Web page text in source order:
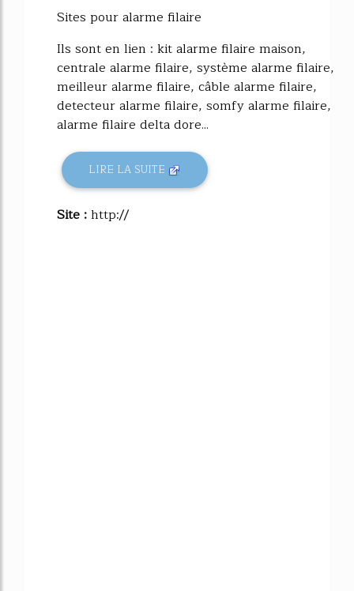
Sites pour alarme filaire
Ils sont en lien : kit alarme filaire maison,
centrale alarme filaire, système alarme filaire,
meilleur alarme filaire, câble alarme filaire,
detecteur alarme filaire, somfy alarme filaire,
alarme filaire delta dore...
LIRE LA SUITE
Site :http://